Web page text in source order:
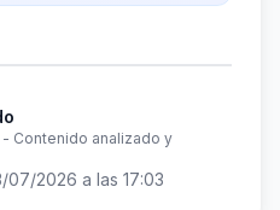
Contenido analizado y
07/2026 a las 17:03